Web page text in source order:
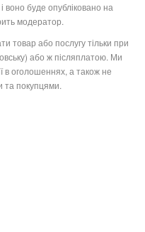
і воно буде опубліковано на
модератор.
товар або послугу тільки при
або ж післяплатою. Ми
в оголошеннях, а також не
та покупцями.